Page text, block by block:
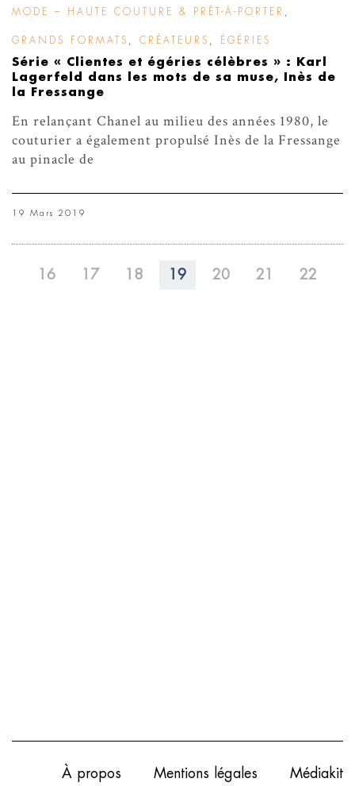
MODE – HAUTE COUTURE & PRÊT-À-PORTER
GRANDS FORMATS CRÉATEURS ÉGÉRIES
Série « Clientes et égéries célèbres » : Karl
Lagerfeld dans les mots de sa muse, Inès de
la Fressange
En relançant Chanel au milieu des années 1980, le
couturier a également propulsé Inès de la Fressange
au pinacle de
19 Mars 2019
16 17 18 19 20 21 22
À propos Mentions légales Médiakit